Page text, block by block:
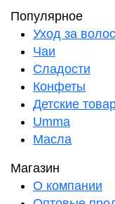
Популярное
Уход за
Чаи
Сладости
Конфеты
Детские
Umma
Масла
Магазин
О компании